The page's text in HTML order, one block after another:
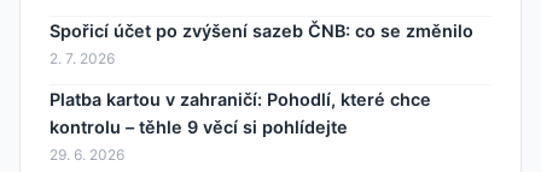
Spořicí účet po zvýšení sazeb ČNB: co se změnilo
2. 7. 2026
Platba kartou v zahraničí: Pohodlí, které chce
kontrolu – těhle 9 věcí si pohlídejte
29. 6. 2026